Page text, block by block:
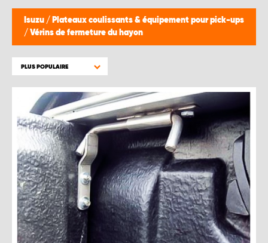
Isuzu / Plateaux coulissants & équipement pour pick-ups
/ Vérins de fermeture du hayon
PLUS POPULAIRE